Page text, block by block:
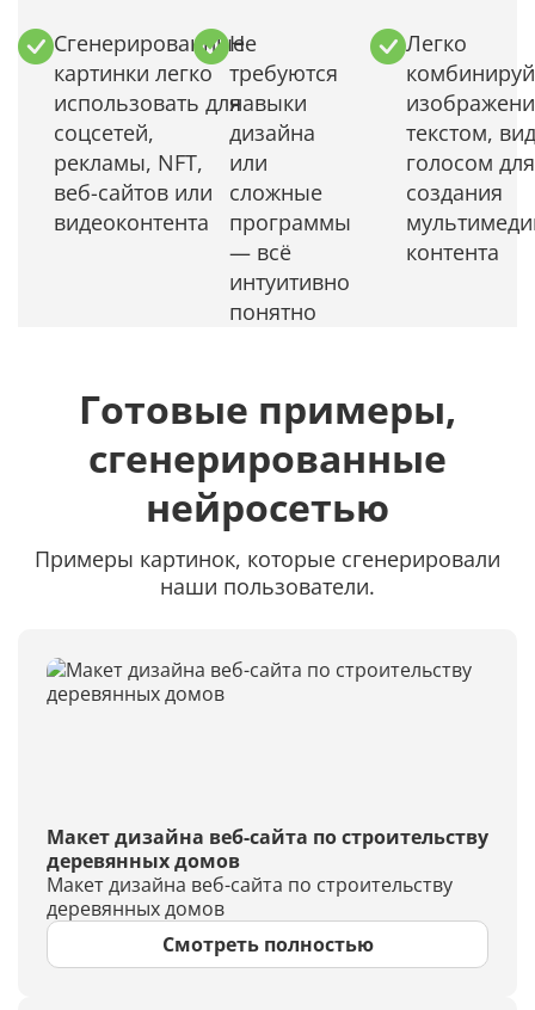
Сгенерированные
картинки легко
использовать для
соцсетей,
рекламы, NFT,
веб-сайтов или
видеоконтента
Не
требуются
навыки
дизайна
или
сложные
программы
— всё
интуитивно
понятно
Легко
текстом,
голосом для
создания
контента
Готовые примеры,
сгенерированные
нейросетью
Примеры картинок, которые сгенерировали
наши пользователи.
Макет дизайна веб-сайта по строительству
деревянных домов
Макет дизайна веб-сайта по строительству
деревянных домов
Смотреть полностью